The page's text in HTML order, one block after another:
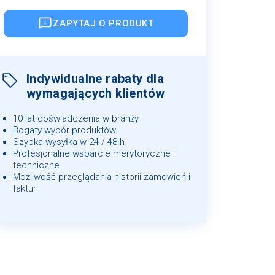
ZAPYTAJ O PRODUKT
Indywidualne rabaty dla
wymagających klientów
10 lat doświadczenia w branży
Bogaty wybór produktów
Szybka wysyłka w 24 / 48 h
Profesjonalne wsparcie merytoryczne i
techniczne
Możliwość przeglądania historii zamówień i
faktur